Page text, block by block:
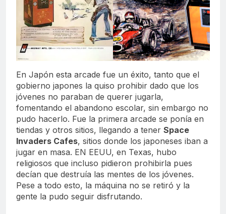
En Japón esta arcade fue un éxito, tanto que el
gobierno japones la quiso prohibir dado que los
jóvenes no paraban de querer jugarla,
fomentando el abandono escolar, sin embargo no
pudo hacerlo. Fue la primera arcade se ponía en
tiendas y otros sitios, llegando a tener Space
Invaders Cafes, sitios donde los japoneses iban a
jugar en masa. EN EEUU, en Texas, hubo
religiosos que incluso pidieron prohibirla pues
decían que destruía las mentes de los jóvenes.
Pese a todo esto, la máquina no se retiró y la
gente la pudo seguir disfrutando.